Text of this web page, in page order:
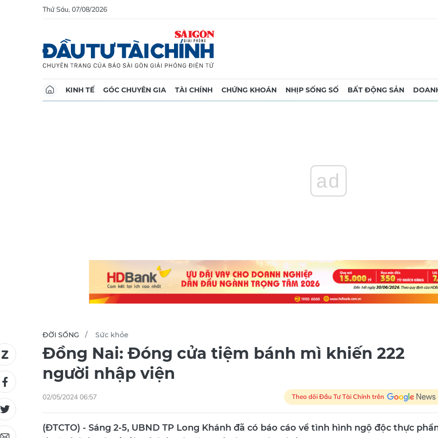
Thứ Sáu, 07/08/2026
KINH TẾ GÓC CHUYÊN GIA TÀI CHÍNH CHỨNG KHOÁN NHỊP SỐNG SỐ BẤT ĐỘNG SẢN
ad
ĐỜI SỐNG Sức khỏe
Đồng Nai: Đóng cửa tiệm bánh mì khiến 222
người nhập viện
02/05/2024 06:57 Theo dõi Đầu Tư Tài Chính trên
(ĐTCTO) - Sáng 2-5, UBND TP Long Khánh đã có báo cáo về tình hình ngộ độc thực